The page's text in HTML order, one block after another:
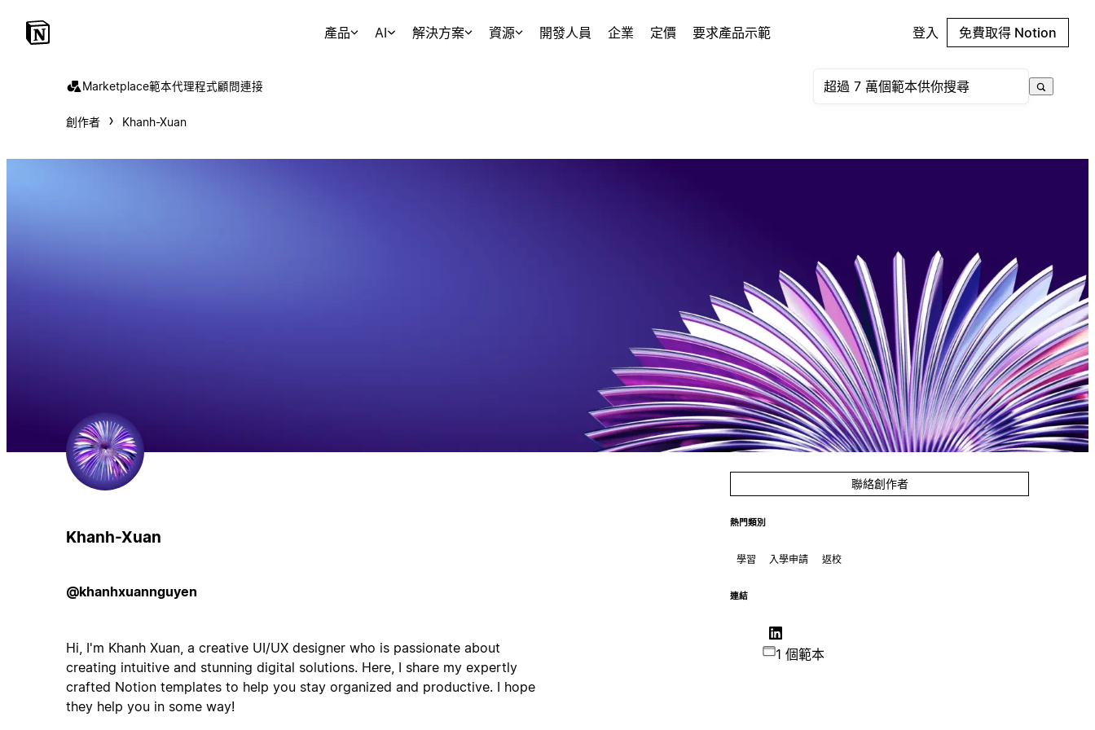
產品 AI 解決方案 資源 開發人員 企業 定價 要求產品示範 登入 免費取得 Notion
Marketplace範本代理程式顧問連接
創作者 Khanh-Xuan
Khanh-Xuan
@khanhxuannguyen
Hi, I'm Khanh Xuan, a creative UI/UX designer who is passionate about
creating intuitive and stunning digital solutions. Here, I share my expertly
crafted Notion templates to help you stay organized and productive. I hope
they help you in some way!
聯絡創作者
熱門類別
學習 入學申請 返校
連結
1 個範本